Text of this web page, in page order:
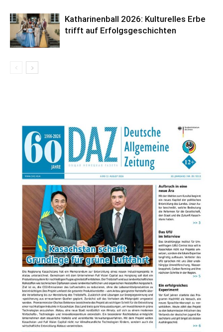
Katharinenball 2026: Kulturelles Erbe
trifft auf Erfolgsgeschichten